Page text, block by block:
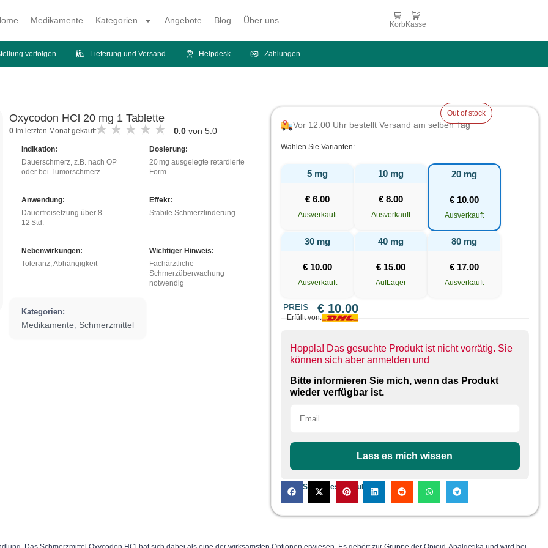
Medikamente Kategorien Angebote Blog Über uns Korb Kasse
verfolgen Lieferung und Versand Helpdesk Zahlungen
Oxycodon HCl 20 mg 1 Tablette Out of stock
0Im letzten Monat gekauft 0.0von 5.0
Indikation:
Dauerschmerz, z.B. nach OP
oder bei Tumorschmerz
Dosierung:
20 mg ausgelegte retardierte
Form
Anwendung:
Dauerfreisetzung über 8–
12 Std.
Effekt:
Stabile Schmerzlinderung
Nebenwirkungen:
Toleranz, Abhängigkeit
Wichtiger Hinweis:
Fachärztliche
Schmerzüberwachung
notwendig
Kategorien:
Medikamente, Schmerzmittel
Vor 12:00 Uhr bestellt Versand am selben Tag
Wählen Sie Varianten:
5 mg
€6.00
Ausverkauft
10 mg
€8.00
Ausverkauft
20 mg
€10.00
Ausverkauft
30 mg
€10.00
Ausverkauft
40 mg
€15.00
AufLager
80 mg
€17.00
Ausverkauft
PREIS €10.00
Erfüllt von:
Hoppla! Das gesuchte Produkt ist nicht vorrätig. Sie
können sich aber anmelden und
Bitte informieren Sie mich, wenn das Produkt
wieder verfügbar ist.
Lass es mich wissen
Teilen Sie dieses Produkt: